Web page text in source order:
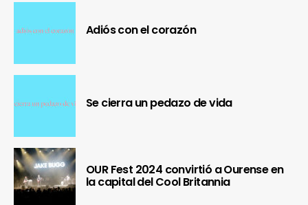
Adiós con el corazón
Se cierra un pedazo de vida
OUR Fest 2024 convirtió a Ourense en
la capital del Cool Britannia